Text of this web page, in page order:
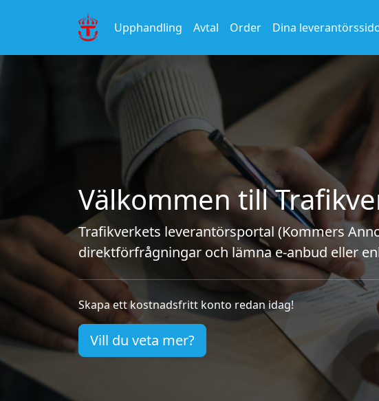
Upphandling Avtal Order Dina
Välkommen till
Trafikverkets leverantörsportal (Kommers
direktförfrågningar och lämna e-anbud eller
Skapa ett kostnadsfritt konto redan idag!
Vill du veta mer?